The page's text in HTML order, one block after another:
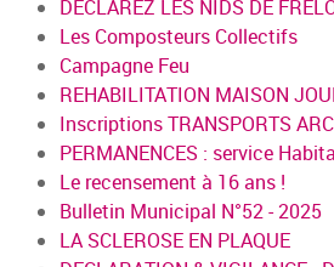
DECLAREZ LES NIDS DE
Les Composteurs Collectifs
Campagne Feu
REHABILITATION MAISON
Inscriptions TRANSPORTS
PERMANENCES : service
Le recensement à 16 ans !
Bulletin Municipal N°52 - 2025
LA SCLEROSE EN PLAQUE